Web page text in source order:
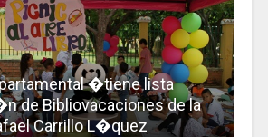
�tiene lista
de Bibliovacaciones de la
Carrillo L�quez